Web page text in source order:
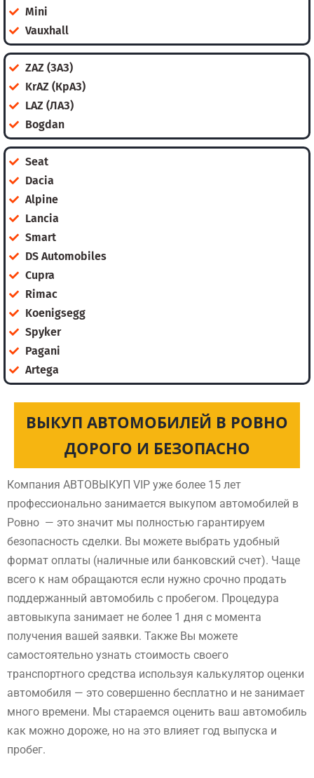
Mini
Vauxhall
ZAZ (ЗАЗ)
KrAZ (КрАЗ)
LAZ (ЛАЗ)
Bogdan
Seat
Dacia
Alpine
Lancia
Smart
DS Automobiles
Cupra
Rimac
Koenigsegg
Spyker
Pagani
Artega
ВЫКУП АВТОМОБИЛЕЙ В РОВНО
ДОРОГО И БЕЗОПАСНО
Компания АВТОВЫКУП VIP уже более 15 лет
профессионально занимается выкупом автомобилей в
Ровно — это значит мы полностью гарантируем
безопасность сделки. Вы можете выбрать удобный
формат оплаты (наличные или банковский счет). Чаще
всего к нам обращаются если нужно срочно продать
поддержанный автомобиль с пробегом. Процедура
автовыкупа занимает не более 1 дня с момента
получения вашей заявки. Также Вы можете
самостоятельно узнать стоимость своего
транспортного средства используя калькулятор оценки
автомобиля — это совершенно бесплатно и не занимает
много времени. Мы стараемся оценить ваш автомобиль
как можно дороже, но на это влияет год выпуска и
пробег.